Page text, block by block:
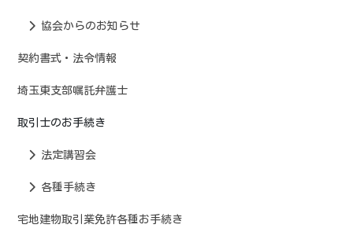
協会からのお知らせ
契約書式・法令情報
埼玉東支部嘱託弁護士
取引士のお手続き
法定講習会
各種手続き
宅地建物取引業免許各種お手続き